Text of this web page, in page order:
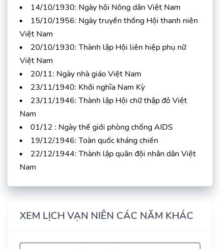
14/10/1930: Ngày hội Nông dân Việt Nam
15/10/1956: Ngày truyền thống Hội thanh niên
Việt Nam
20/10/1930: Thành lập Hội liên hiệp phụ nữ
Việt Nam
20/11: Ngày nhà giáo Việt Nam
23/11/1940: Khởi nghĩa Nam Kỳ
23/11/1946: Thành lập Hội chữ thập đỏ Việt
Nam
01/12 : Ngày thế giới phòng chống AIDS
19/12/1946: Toàn quốc kháng chiến
22/12/1944: Thành lập quân đội nhân dân Việt
Nam
XEM LỊCH VẠN NIÊN CÁC NĂM KHÁC